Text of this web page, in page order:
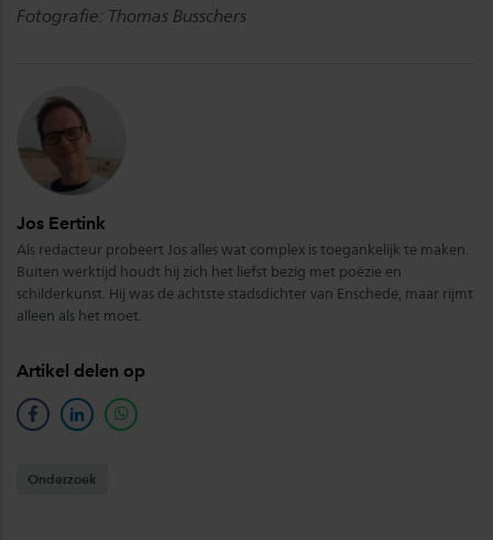
Fotografie: Thomas Busschers
Jos Eertink
Als redacteur probeert Jos alles wat complex is toegankelijk te maken.
Buiten werktijd houdt hij zich het liefst bezig met poëzie en
schilderkunst. Hij was de achtste stadsdichter van Enschede, maar rijmt
alleen als het moet.
Artikel delen op
facebooklinkedinwhatsapp
Onderzoek